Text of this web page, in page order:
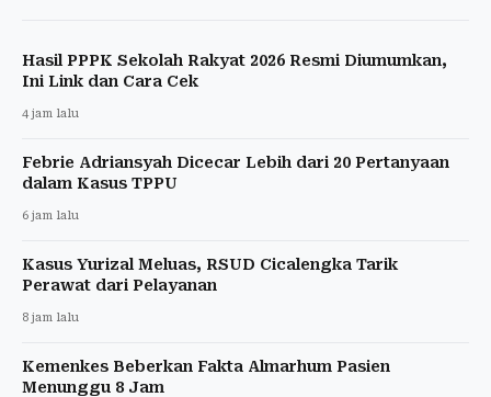
Hasil PPPK Sekolah Rakyat 2026 Resmi Diumumkan,
Ini Link dan Cara Cek
4 jam lalu
Febrie Adriansyah Dicecar Lebih dari 20 Pertanyaan
dalam Kasus TPPU
6 jam lalu
Kasus Yurizal Meluas, RSUD Cicalengka Tarik
Perawat dari Pelayanan
8 jam lalu
Kemenkes Beberkan Fakta Almarhum Pasien
Menunggu 8 Jam